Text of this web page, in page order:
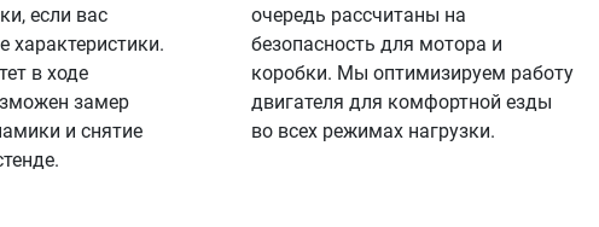
если вас
характеристики.
в ходе
замер
и снятие
очередь рассчитаны на
безопасность для мотора и
коробки. Мы оптимизируем работу
двигателя для комфортной езды
во всех режимах нагрузки.